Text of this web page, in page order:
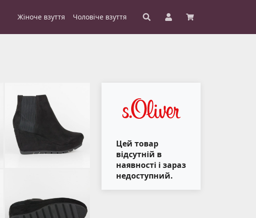
Жіноче взуття Чоловіче взуття
Цей товар
відсутній в
наявності і зараз
недоступний.